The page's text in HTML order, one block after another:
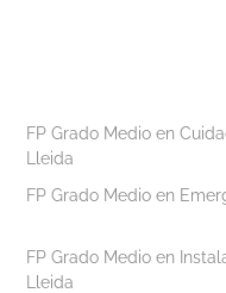
FP Grado Medio en
Lleida
FP Grado Medio en
FP Grado Medio en
Lleida